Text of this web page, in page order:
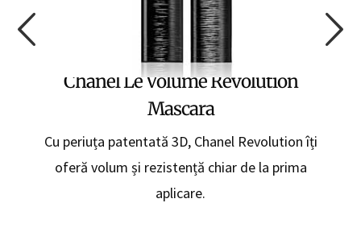
Chanel Le Volume Revolution
Mascara
Cu periuța patentată 3D, Chanel Revolution îți
oferă volum și rezistență chiar de la prima
aplicare.